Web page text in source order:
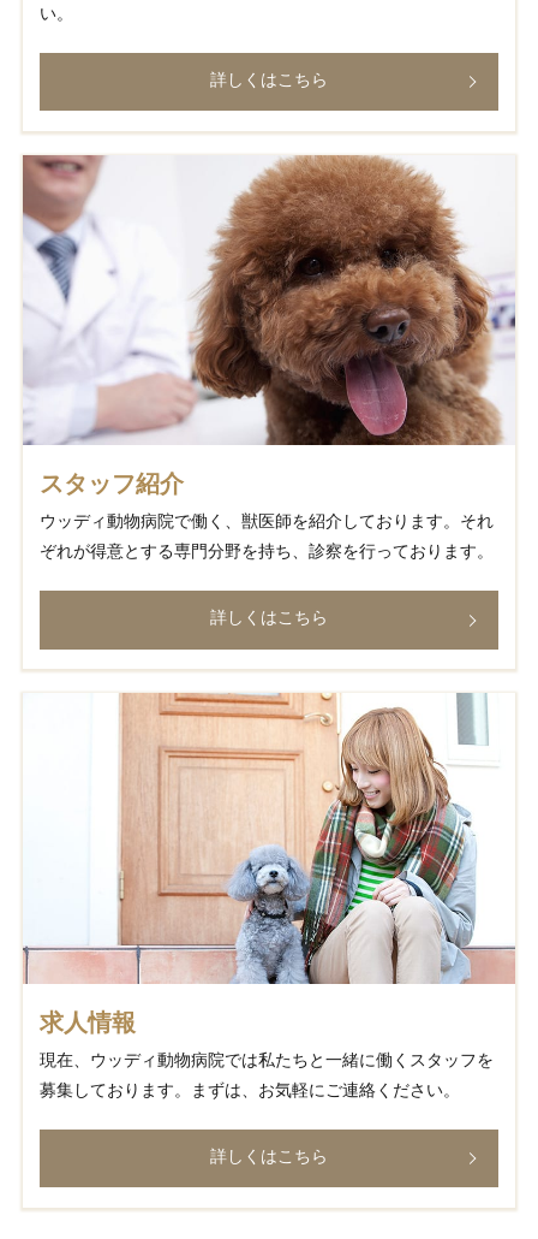
い。
詳しくはこちら
スタッフ紹介
ウッディ動物病院で働く、獣医師を紹介しております。それ
ぞれが得意とする専門分野を持ち、診察を行っております。
詳しくはこちら
求人情報
現在、ウッディ動物病院では私たちと一緒に働くスタッフを
募集しております。まずは、お気軽にご連絡ください。
詳しくはこちら